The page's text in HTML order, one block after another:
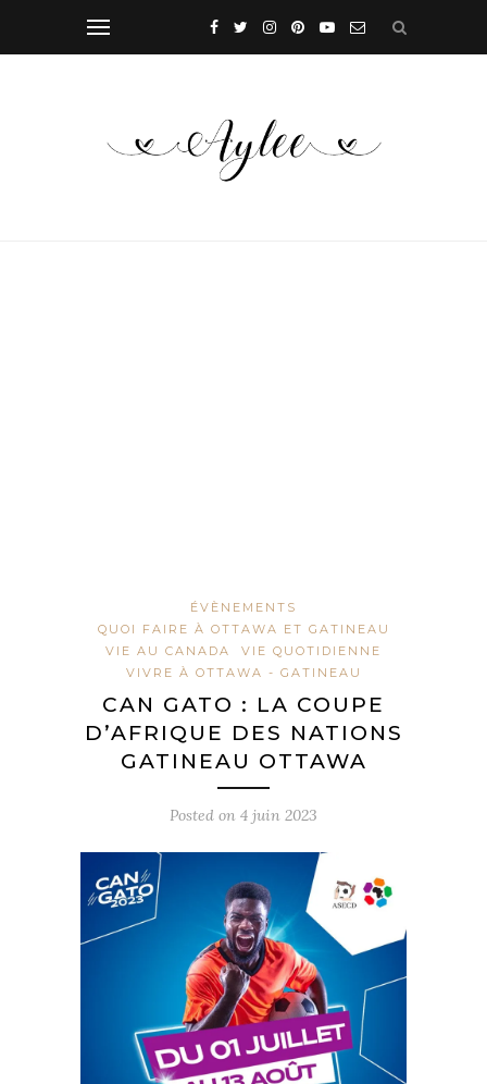
ÉVÈNEMENTS
QUOI FAIRE À OTTAWA ET GATINEAU
VIE AU CANADA
VIE QUOTIDIENNE
VIVRE À OTTAWA - GATINEAU
CAN GATO : LA COUPE
D’AFRIQUE DES NATIONS
GATINEAU OTTAWA
Posted on 4 juin 2023